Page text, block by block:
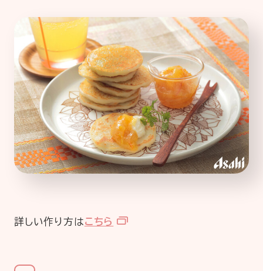
詳しい作り方はこちら